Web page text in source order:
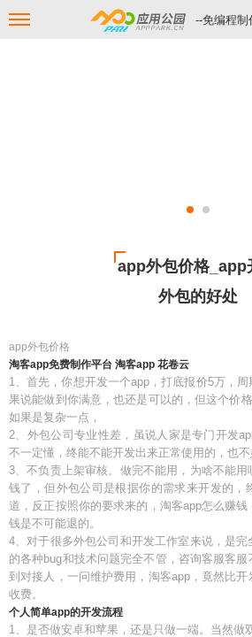
--免编程制
app外包价格_app
外包的好处
app外包价格
淘客app免费制作平台 淘客app 花卷云
1、首先，你想开发一个app，打底报价5万，
果说能做到你满意，也还是可以的，但这个价
如果是复杂一点，
2、外包公司专业性差，虽说人家是专门开发
不一定懂，终能不能开发出来正常使用的，也不
3、不负责上架审核。做完不能用，为啥不能
钱了，但外包公司是根据你的需求来开发的，
道，反正按照你的要求来的，淘客app怎么赚钱
钱是不可能退的。
4、对于很多外包公司和开发工作室来说，是
的各种bug和技术问题完全不管，咨询客服客
到对接人，一问维护费用，淘客app，竟然比
收费。
个人简单app的开发流程
1、是否做安卓和苹果，还是只做一端。当然做